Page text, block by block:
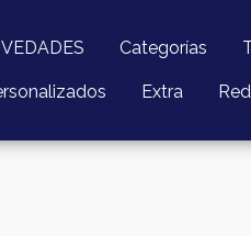
Categorías
Extra